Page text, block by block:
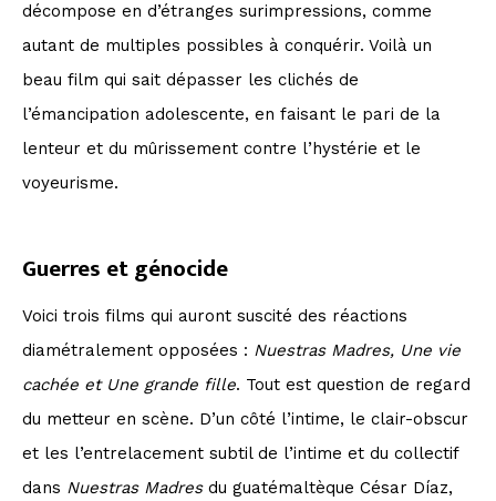
décompose en d’étranges surimpressions, comme
autant de multiples possibles à conquérir. Voilà un
beau film qui sait dépasser les clichés de
l’émancipation adolescente, en faisant le pari de la
lenteur et du mûrissement contre l’hystérie et le
voyeurisme.
Guerres et génocide
Voici trois films qui auront suscité des réactions
diamétralement opposées : Nuestras Madres, Une vie
cachée et Une grande fille. Tout est question de regard
du metteur en scène. D’un côté l’intime, le clair-obscur
et les l’entrelacement subtil de l’intime et du collectif
dans Nuestras Madresdu guatémaltèque César Díaz,